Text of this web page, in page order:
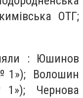
ОТГ;
: Юшинов
Волошин
Чернова